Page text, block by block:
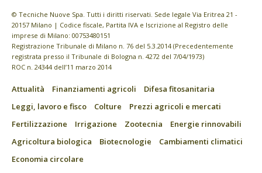
© Tecniche Nuove Spa. Tutti i diritti riservati. Sede legale Via Eritrea 21 -
20157 Milano | Codice fiscale, Partita IVA e Iscrizione al Registro delle
imprese di Milano: 00753480151
Registrazione Tribunale di Milano n. 76 del 5.3.2014 (Precedentemente
registrata presso il Tribunale di Bologna n. 4272 del 7/04/1973)
ROC n. 24344 dell’11 marzo 2014
Attualità Finanziamenti agricoli
Difesa fitosanitaria
Leggi, lavoro e fisco
Colture
Prezzi agricoli e mercati
Fertilizzazione
Irrigazione Zootecnia
Energie rinnovabili
Agricoltura biologica
Biotecnologie
Cambiamenti climatici
Economia circolare